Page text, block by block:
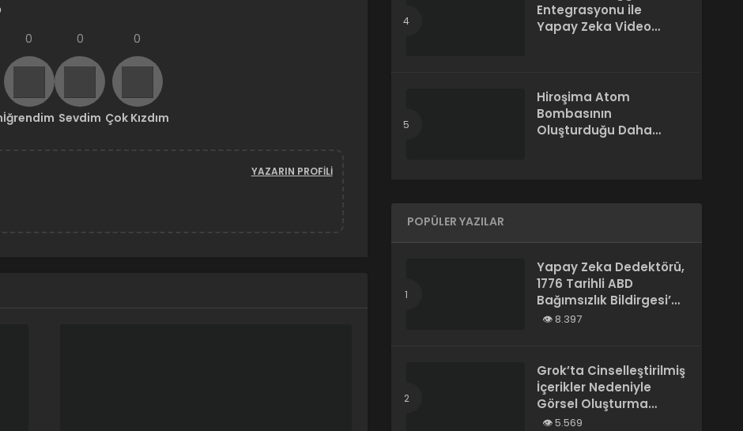
0
İğrendim
0
Sevdim
0
Çok Kızdım
YAZARIN PROFILI
Entegrasyonu ile
Yapay Zeka Video
Hiroşima Atom
Bombasının
Oluşturduğu Daha
POPÜLER YAZILAR
Yapay Zeka Dedektörü,
1776 Tarihli ABD
Bağımsızlık Bildirgesi’ni
“Yapay Zeka
8.397
Grok’ta Cinselleştirilmiş
İçerikler Nedeniyle
Görsel Oluşturma
Kısıtlandı
5.569